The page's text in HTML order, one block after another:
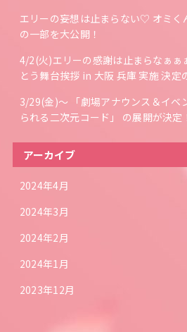
エリーの妄想は止まらない♡ オミく
の一部を大公開！
4/2(火)エリーの感謝は止まらなぁぁ
とう舞台挨拶 in 大阪 兵庫 実施 決定
3/29(金)～ 「劇場アナウンス＆イベ
られる二次元コード」 の展開が決定
アーカイブ
2024年4月
2024年3月
2024年2月
2024年1月
2023年12月